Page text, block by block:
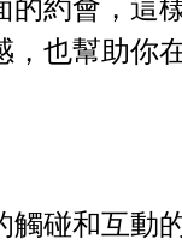
也幫助你
碰和互動